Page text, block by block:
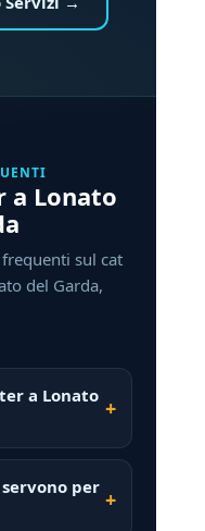
a Lonato
sul cat
del Garda,
a Lonato
per